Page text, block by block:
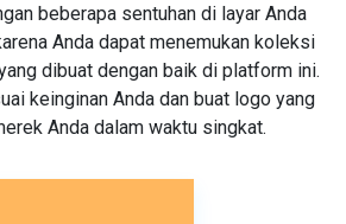
beberapa sentuhan di layar Anda
Anda dapat menemukan koleksi
dibuat dengan baik di platform ini.
keinginan Anda dan buat logo yang
Anda dalam waktu singkat.